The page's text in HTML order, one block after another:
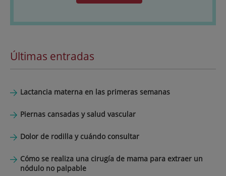
Últimas entradas
Lactancia materna en las primeras semanas
Piernas cansadas y salud vascular
Dolor de rodilla y cuándo consultar
Cómo se realiza una cirugía de mama para extraer un
nódulo no palpable